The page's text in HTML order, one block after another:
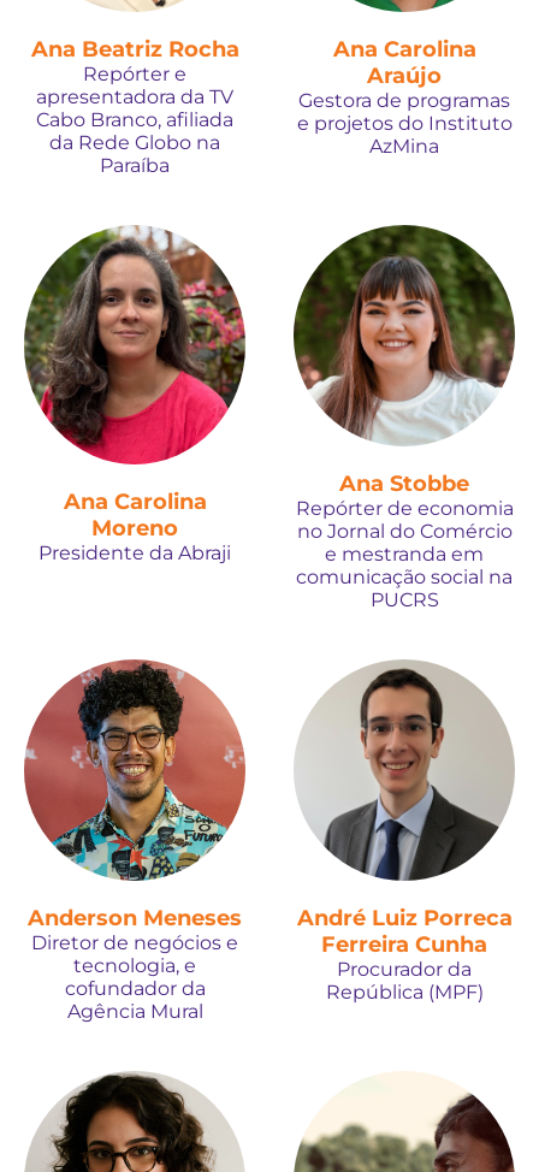
Ana Beatriz Rocha
Repórter e
apresentadora da TV
Cabo Branco, afiliada
da Rede Globo na
Paraíba
Ana Carolina
Araújo
Gestora de programas
e projetos do Instituto
AzMina
Ana Carolina
Moreno
Presidente da Abraji
Ana Stobbe
Repórter de economia
no Jornal do Comércio
e mestranda em
comunicação social na
PUCRS
Anderson Meneses
Diretor de negócios e
tecnologia, e
cofundador da
Agência Mural
André Luiz Porreca
Ferreira Cunha
Procurador da
República (MPF)